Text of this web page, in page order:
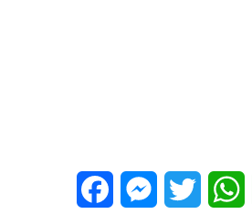
FacebookMessenger
Twitter